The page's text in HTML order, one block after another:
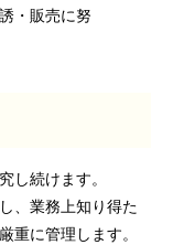
・販売に努
し続けます。
、業務上知り得た
重に管理します。